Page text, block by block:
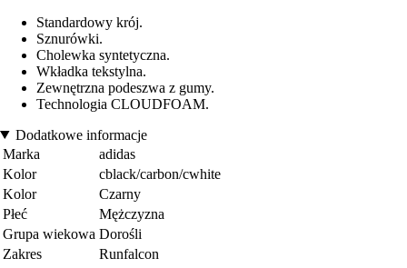
Standardowy krój.
Sznurówki.
Cholewka syntetyczna.
Wkładka tekstylna.
Zewnętrzna podeszwa z gumy.
Technologia CLOUDFOAM.
Dodatkowe informacje
Marka
adidas
Kolor
cblack/carbon/cwhite
Kolor
Czarny
Płeć
Mężczyzna
Grupa wiekowa Dorośli
Zakres
Runfalcon